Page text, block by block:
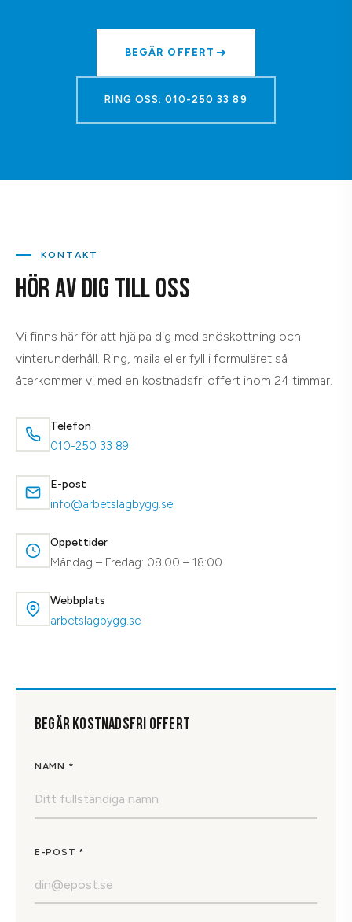
BEGÄR OFFERT
RING OSS: 010-250 33 89
KONTAKT
HÖR AV DIG TILL OSS
Vi finns här för att hjälpa dig med snöskottning och
vinterunderhåll. Ring, maila eller fyll i formuläret så
återkommer vi med en kostnadsfri offert inom 24 timmar.
Telefon
010-250 33 89
E-post
info@arbetslagbygg.se
Öppettider
Måndag – Fredag: 08:00 – 18:00
Webbplats
arbetslagbygg.se
BEGÄR KOSTNADSFRI OFFERT
NAMN *
E-POST *